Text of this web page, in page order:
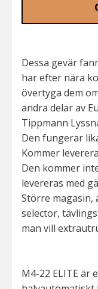
Dessa gevär
har efter nära
övertyga dem
andra delar av
Tippmann
Den fungerar
Kommer
Den kommer
levereras med
Större magasin,
selector,
man vill
M4-22 ELITE är